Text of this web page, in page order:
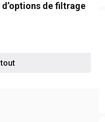
402
de filtrage